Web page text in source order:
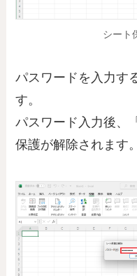
シート
パスワードを入力す
す。
パスワード入力後、
保護が解除されます。